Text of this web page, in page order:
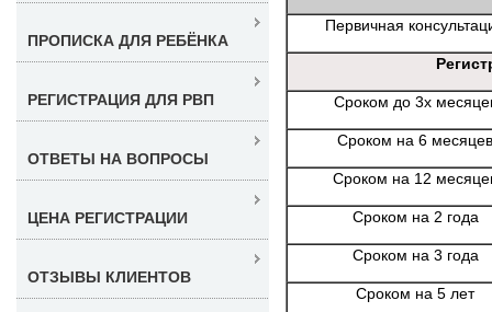
Первичная
Сроком до 3х
Сроком на 6 месяцев
Сроком на 12
Сроком на 2 года
Сроком на 3 года
Сроком на 5 лет
ПРОПИСКА ДЛЯ РЕБЁНКА
РЕГИСТРАЦИЯ ДЛЯ РВП
ОТВЕТЫ НА ВОПРОСЫ
ЦЕНА РЕГИСТРАЦИИ
ОТЗЫВЫ КЛИЕНТОВ